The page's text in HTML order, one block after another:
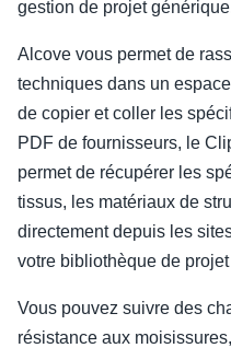
gestion de projet
Alcove vous permet de
techniques dans un
de copier et coller les
PDF de fournisseurs, le
permet de récupérer les
tissus, les matériaux de
directement depuis les
votre bibliothèque de
Vous pouvez suivre des
résistance aux